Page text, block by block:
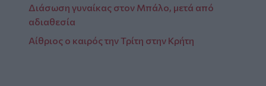
Διάσωση γυναίκας στον Μπάλο, μετά από
αδιαθεσία
Αίθριος ο καιρός την Τρίτη στην Κρήτη